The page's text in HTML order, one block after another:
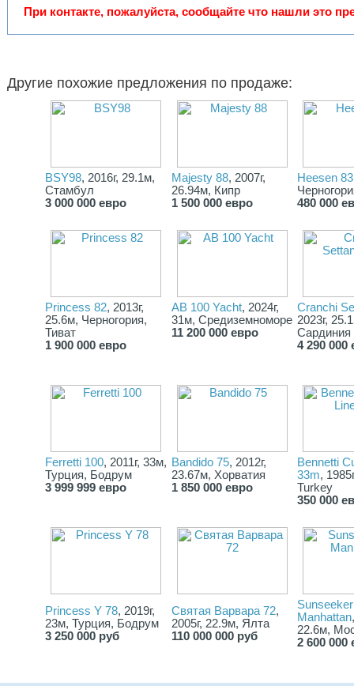
При контакте, пожалуйста, сообщайте что нашли это
Другие похожие предложения по продаже:
BSY98, 2016г, 29.1м,
Стамбул
3 000 000 евро
Majesty 88, 2007г,
26.94м, Кипр
1 500 000 евро
Heesen 83
480 000
Princess 82, 2013г,
25.6м, Черногория,
Тиват
1 900 000 евро
AB 100 Yacht, 2024г,
31м, Средиземноморе
11 200 000 евро
Cranchi
2023г,
Сардиния
4 290 000
Ferretti 100, 2011г, 33м,
Турция, Бодрум
3 999 999 евро
Bandido 75, 2012г,
23.67м, Хорватия
1 850 000 евро
Bennetti
33m,
Turkey
350 000
Princess Y 78, 2019г,
23м, Турция, Бодрум
3 250 000 руб
Святая Варвара 72,
2005г, 22.9м, Ялта
110 000 000 руб
Manhattan
22.6м,
2 600 000